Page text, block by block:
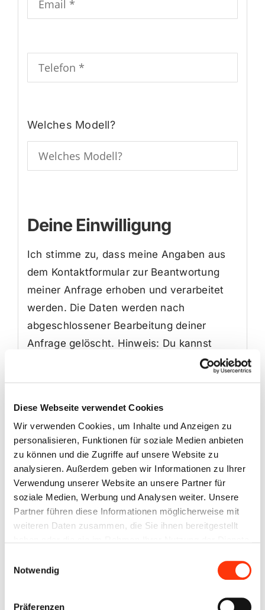
Diese Webseite verwendet Cookies
Wir verwenden Cookies, um Inhalte und Anzeigen zu
personalisieren, Funktionen für soziale Medien anbieten
zu können und die Zugriffe auf unsere Website zu
analysieren. Außerdem geben wir Informationen zu Ihrer
Verwendung unserer Website an unsere Partner für
soziale Medien, Werbung und Analysen weiter. Unsere
Partner führen diese Informationen möglicherweise mit
weiteren Daten zusammen, die Sie ihnen bereitgestellt
Cookies, wenn Sie unsere Webseite weiterhin nutzen.
Notwendig
Präferenzen
Welches Modell?
Deine Einwilligung
Ich stimme zu, dass meine Angaben aus
dem Kontaktformular zur Beantwortung
meiner Anfrage erhoben und verarbeitet
werden. Die Daten werden nach
abgeschlossener Bearbeitung deiner
Anfrage gelöscht. Hinweis: Du kannst
deine Einwilligung jederzeit für die Zukunft
Akzeptieren
SENDEN